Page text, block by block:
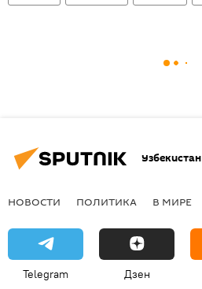
Узбекистан
НОВОСТИ ПОЛИТИКА В МИРЕ
Telegram Дзен